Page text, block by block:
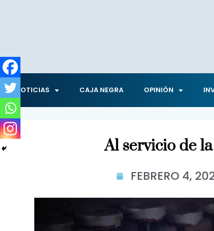
NOTICIAS CAJA NEGRA OPINIÓN
Al servicio de
FEBRERO 4,